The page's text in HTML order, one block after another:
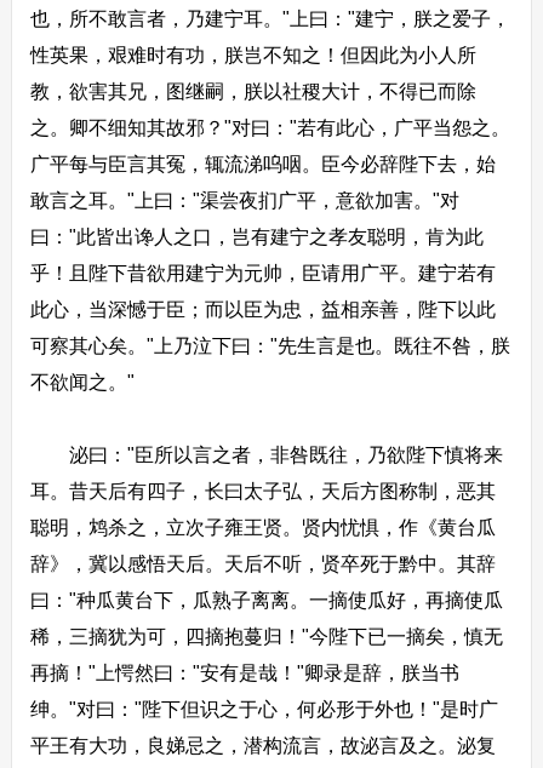
也，所不敢言者，乃建宁耳。"上曰："建宁，朕之爱子，
性英果，艰难时有功，朕岂不知之！但因此为小人所
教，欲害其兄，图继嗣，朕以社稷大计，不得已而除
之。卿不细知其故邪？"对曰："若有此心，广平当怨之。
广平每与臣言其冤，辄流涕呜咽。臣今必辞陛下去，始
敢言之耳。"上曰："渠尝夜扪广平，意欲加害。"对
曰："此皆出谗人之口，岂有建宁之孝友聪明，肯为此
乎！且陛下昔欲用建宁为元帅，臣请用广平。建宁若有
此心，当深憾于臣；而以臣为忠，益相亲善，陛下以此
可察其心矣。"上乃泣下曰："先生言是也。既往不咎，朕
不欲闻之。"
泌曰："臣所以言之者，非咎既往，乃欲陛下慎将来
耳。昔天后有四子，长曰太子弘，天后方图称制，恶其
聪明，鸩杀之，立次子雍王贤。贤内忧惧，作《黄台瓜
辞》，冀以感悟天后。天后不听，贤卒死于黔中。其辞
曰："种瓜黄台下，瓜熟子离离。一摘使瓜好，再摘使瓜
稀，三摘犹为可，四摘抱蔓归！"今陛下已一摘矣，慎无
再摘！"上愕然曰："安有是哉！"卿录是辞，朕当书
绅。"对曰："陛下但识之于心，何必形于外也！"是时广
平王有大功，良娣忌之，潜构流言，故泌言及之。泌复